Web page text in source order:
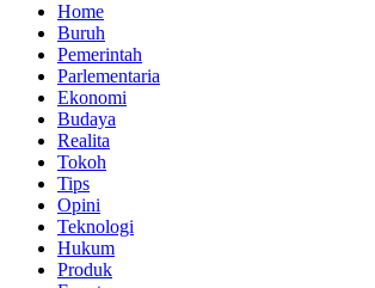
Home
Buruh
Pemerintah
Parlementaria
Ekonomi
Budaya
Realita
Tokoh
Tips
Opini
Teknologi
Hukum
Produk